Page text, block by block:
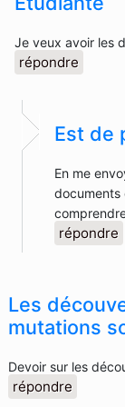
Je veux avoir les
répondre
Est de
En me
documents
répondre
Les
mutations
Devoir sur les
répondre